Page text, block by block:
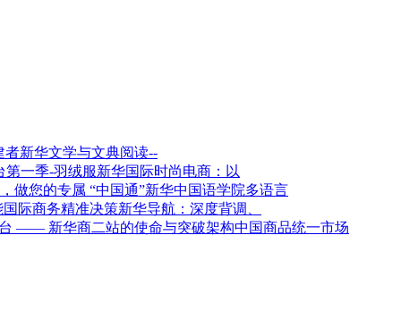
新华文学与文典阅读--
新华国际时尚电商：以
新华中国语学院多语言
新华导航：深度背调、
架构中国商品统一市场